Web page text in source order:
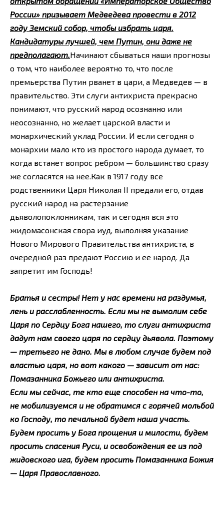
России» призывает Медведева провести в 2012
году Земский собор, чтобы избрать царя.
Кандидатуры лучшей, чем Путин, они даже не
предполагают.Начинают сбываться наши прогнозы
о том, что наиболее вероятно то, что после
премьерства Путин рванет в цари, а Медведев — в
правительство. Эти слуги антихриста прекрасно
понимают, что русский народ осознанно или
неосознанно, но желает царской власти и
монархический уклад России. И если сегодня о
монархии мало кто из простого народа думает, то
когда встанет вопрос ребром — большинство сразу
же согласятся на нее.Как в 1917 году все
родственники Царя Николая II предали его, отдав
русский народ на растерзание
дьяволопоклонникам, так и сегодня вся это
жидомасонская свора иуд, выполняя указание
Нового Мирового Правительства антихриста, в
очередной раз предают Россию и ее народ. Да
запретит им Господь!
Братья и сестры! Нет у нас времени на раздумья,
лень и расслабленность. Если мы не вымолим себе
Царя по Сердцу Бога нашего, то слуги антихриста
дадут нам своего царя по сердцу дьявола. Поэтому
— третьего не дано. Мы в любом случае будем под
властью царя, но вот какого — зависит от нас:
Помазанника Божьего или антихриста.
Если мы сейчас, те кто еще способен на что-то,
не мобилизуемся и не обратимся с горячей мольбой
ко Господу, то печальной будет наша участь.
Будем просить у Бога прощения и милости, будем
просить спасения Руси, и освобождения ее из под
жидовского ига, будем просить Помазанника Божия
— Царя Православного.